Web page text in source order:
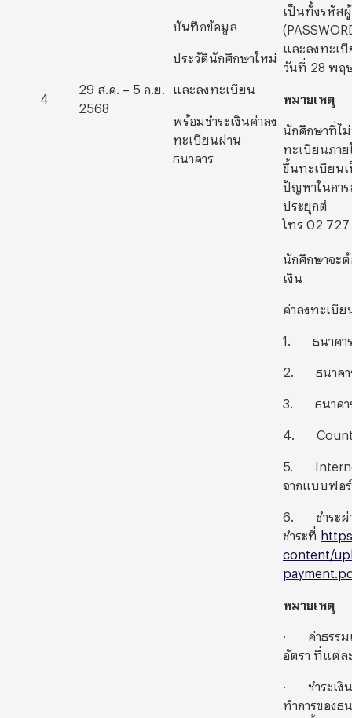
4
29 ส.ค. – 5 ก.ย.
2568
บันทึกข้อมูล
ประวัตินักศึกษาใหม่
และลงทะเบียน
พร้อมชำระเงินค่าลง
ทะเบียนผ่าน
ธนาคาร
เป็นทั้งรหัส
และลงทะเบี
วันที่ 28 พฤ
หมายเหตุ
นักศึกษาที่ไ
ทะเบียนภาย
ขึ้นทะเบียน
ปัญหาในกา
ประยุกต์
โทร 02 727
นักศึกษาจะต้
เงิน
ค่าลงทะเบีย
1. ธนาคาร
2. ธนาคาร
3. ธนาคาร
4.
5.
จากแบบฟอ
6. ชำระผ่า
ชำระที่
content/
หมายเหตุ
· ค่าธรรม
อัตรา ที่แต่ล
· ชำระเงิ
ทำการของธ